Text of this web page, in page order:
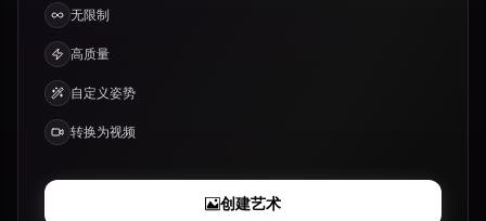
无限制
高质量
自定义姿势
转换为视频
创建艺术